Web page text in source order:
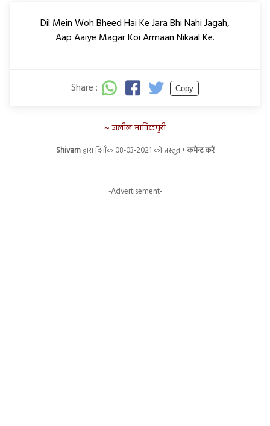
Dil Mein Woh Bheed Hai Ke Jara Bhi Nahi Jagah,
Aap Aaiye Magar Koi Armaan Nikaal Ke.
Share : Copy
जलील मानिकपुरी
Shivamद्वारा दिनाँक 08-03-2021 को प्रस्तुत •कमेन्ट करें
-Advertisement-